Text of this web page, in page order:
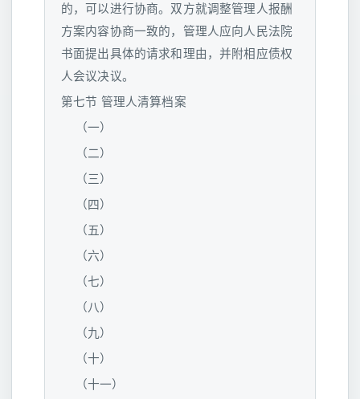
的，可以进行协商。双方就调整管理人报酬
方案内容协商一致的，管理人应向人民法院
书面提出具体的请求和理由，并附相应债权
人会议决议。
第七节 管理人清算档案
（一）
（二）
（三）
（四）
（五）
（六）
（七）
（八）
（九）
（十）
（十一）